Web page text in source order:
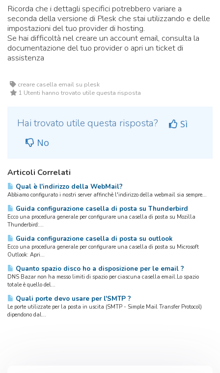
Ricorda che i dettagli specifici potrebbero variare a
seconda della versione di Plesk che stai utilizzando e delle
impostazioni del tuo provider di hosting.
Se hai difficoltà nel creare un account email, consulta la
documentazione del tuo provider o apri un ticket di
assistenza
creare casella email su plesk
1 Utenti hanno trovato utile questa risposta
Hai trovato utile questa risposta?
Sì
No
Articoli Correlati
Qual è l'indirizzo della WebMail?
Abbiamo configurato i nostri server affinchè l'indirizzo della webmail sia sempre...
Guida configurazione casella di posta su Thunderbird
Ecco una procedura generale per configurare una casella di posta su Mozilla
Thunderbird:...
Guida configurazione casella di posta su outlook
Ecco una procedura generale per configurare una casella di posta su Microsoft
Outlook: Apri...
Quanto spazio disco ho a disposizione per le email ?
DNS Bazar non ha messo limiti di spazio per ciascuna casella email.Lo spazio
totale è quello del...
Quali porte devo usare per l'SMTP ?
Le porte utilizzate per la posta in uscita (SMTP - Simple Mail Transfer Protocol)
dipendono dal...